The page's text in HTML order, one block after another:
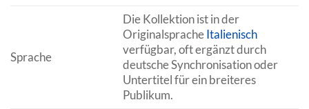
Sprache
Die Kollektion ist in der
OriginalspracheItalienisch
verfügbar, oft ergänzt durch
deutsche Synchronisation oder
Untertitel für ein breiteres
Publikum.